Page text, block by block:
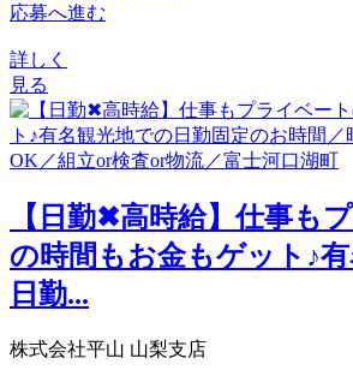
応募へ進む
詳しく
見る
【日勤✖高時給】仕事も
の時間もお金もゲット♪
日勤...
株式会社平山 山梨支店